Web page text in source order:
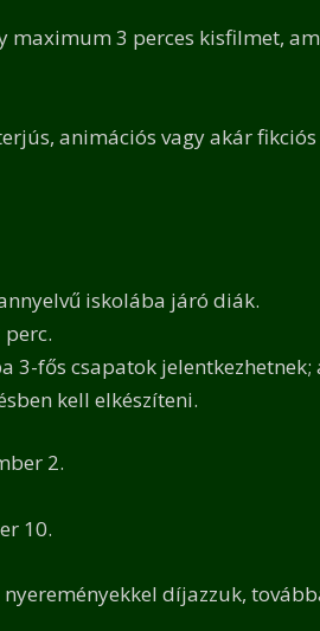
maximum 3 perces kisfilmet,
animációs vagy akár
iskolába járó diák.
3-fős csapatok
kell elkészíteni.
2.
10.
díjazzuk,